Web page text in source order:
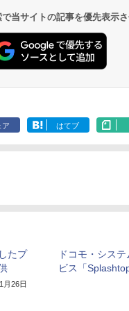
当サイトの記事を優先表示
ア はてブ
たプ
月26日
ドコモ・シス
ビス「